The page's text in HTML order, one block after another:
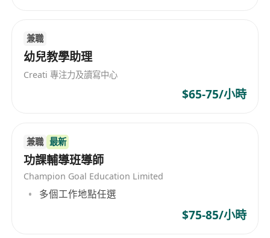
彈性工作時間
薪資待遇：
導師每節（60分鐘）的薪酬按學生程度如下
高一至高三導師薪資為HKD150
兼職
幼兒教學助理
Creati 專注力及讀寫中心
$65-75/小時
兼職 最新
功課輔導班導師
Champion Goal Education Limited
多個工作地點任選
$75-85/小時